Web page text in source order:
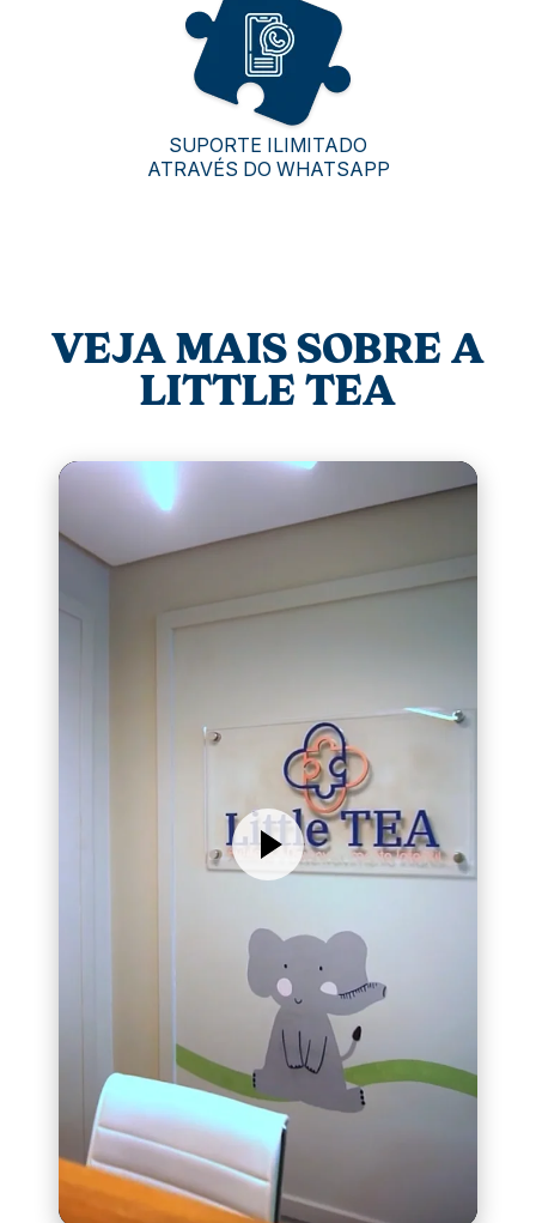
SUPORTE ILIMITADO
ATRAVÉS DO WHATSAPP
VEJA MAIS SOBRE A
LITTLE TEA